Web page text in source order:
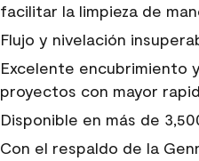
facilitar la limpieza de
Flujo y nivelación
Excelente encubrimiento
proyectos con mayor
Disponible en más de
Con el respaldo de la